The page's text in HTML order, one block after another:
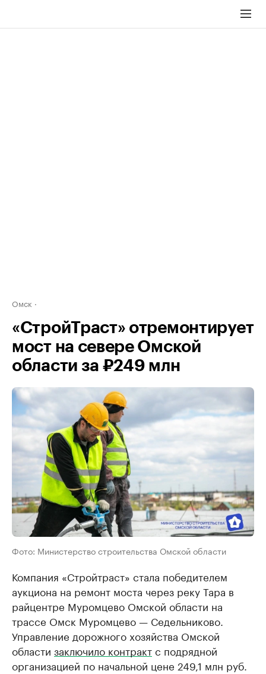
Омск
«СтройТраст» отремонтирует
мост на севере Омской
области за ₽249 млн
Фото: Министерство строительства Омской области
Компания «Стройтраст» стала победителем
аукциона на ремонт моста через реку Тара в
райцентре Муромцево Омской области на
трассе Омск Муромцево — Седельниково.
Управление дорожного хозяйства Омской
области заключило контрактс подрядной
организацией по начальной цене 249,1 млн руб.